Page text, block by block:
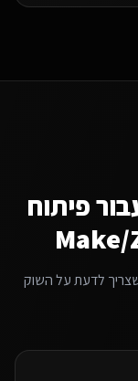
פיתוח
לדעת על השוק